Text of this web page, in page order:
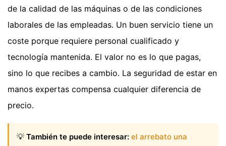
de la calidad de las máquinas o de las condiciones
laborales de las empleadas. Un buen servicio tiene un
coste porque requiere personal cualificado y
tecnología mantenida. El valor no es lo que pagas,
sino lo que recibes a cambio. La seguridad de estar en
manos expertas compensa cualquier diferencia de
precio.
💡 También te puede interesar: el arrebato una